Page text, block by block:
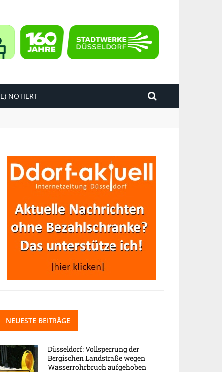
NOTIERT
NEUESTE BEITRÄGE
Düsseldorf: Vollsperrung der
Bergischen Landstraße wegen
Wasserrohrbruch aufgehoben